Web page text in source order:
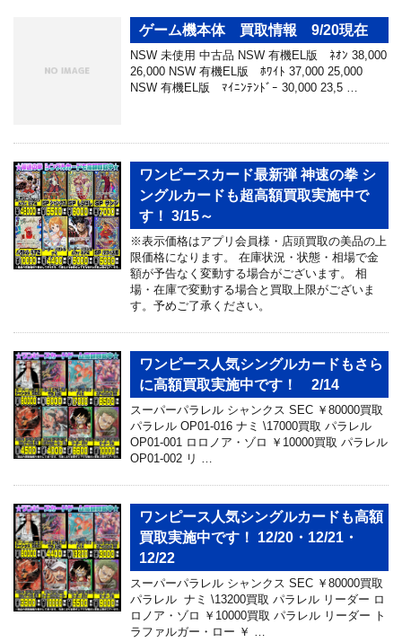
ゲーム機本体 買取情報 9/20現在
NSW 未使用 中古品 NSW 有機EL版 ﾈｵﾝ 38,000
26,000 NSW 有機EL版 ﾎﾜｲﾄ 37,000 25,000
NSW 有機EL版 ﾏｲﾆﾝﾃﾝﾄﾞｰ 30,000 23,5 …
ワンピースカード最新弾 神速の拳 シ
ングルカードも超高額買取実施中で
す！ 3/15～
※表示価格はアプリ会員様・店頭買取の美品の上
限価格になります。 在庫状況・状態・相場で金
額が予告なく変動する場合がございます。 相
場・在庫で変動する場合と買取上限がございま
す。予めご了承ください。
ワンピース人気シングルカードもさら
に高額買取実施中です！ 2/14
スーパーパラレル シャンクス SEC ￥80000買取
パラレル OP01-016 ナミ \17000買取 パラレル
OP01-001 ロロノア・ゾロ ￥10000買取 パラレル
OP01-002 リ …
ワンピース人気シングルカードも高額
買取実施中です！ 12/20・12/21・
12/22
スーパーパラレル シャンクス SEC ￥80000買取
パラレル ナミ \13200買取 パラレル リーダー ロ
ロノア・ゾロ ￥10000買取 パラレル リーダー ト
ラファルガー・ロー ￥ …